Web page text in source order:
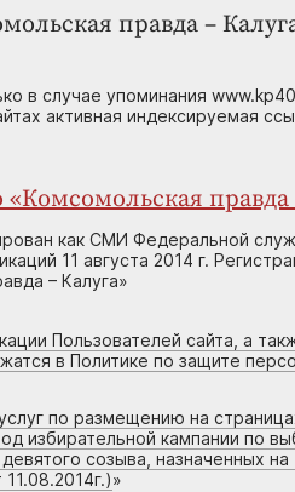
правда –
в случае упоминания
активная индексируемая
правда
как СМИ Федеральной
11 августа 2014 г.
– Калуга»
Пользователей сайта, а
в Политике по защите
по размещению на
избирательной кампании по
созыва, назначенных
»